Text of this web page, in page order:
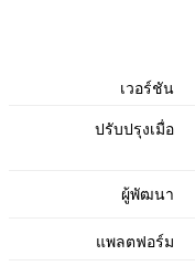
เวอร์ชัน
ปรับปรุงเมื่อ
ผู้พัฒนา
แพลตฟอร์ม